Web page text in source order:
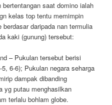
saat domino ialah
kelas top tentu memimpin
daripada nan termulia
kaki (gunung) tersebut:
– Pukulan tersebut berisi
6-6); Pukulan negara seharga
dampak dibanding
yg putau menghasilkan
terlalu bohlam globe.